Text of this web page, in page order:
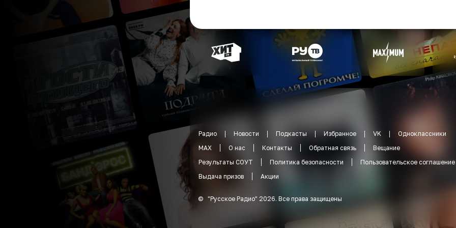
Радио Новости Подкасты Избранное VK
Одноклассники
MAX
О нас Контакты Обратная связь
Вещание
Результаты СОУТ
Политика безопасности
Пользовательское соглашение
Выдача призов
Акции
© "Русское Радио" 2026. Все права защищены